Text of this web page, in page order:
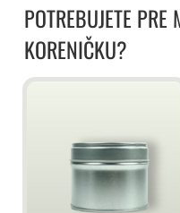
POTREBUJETE
KORENIČKU?